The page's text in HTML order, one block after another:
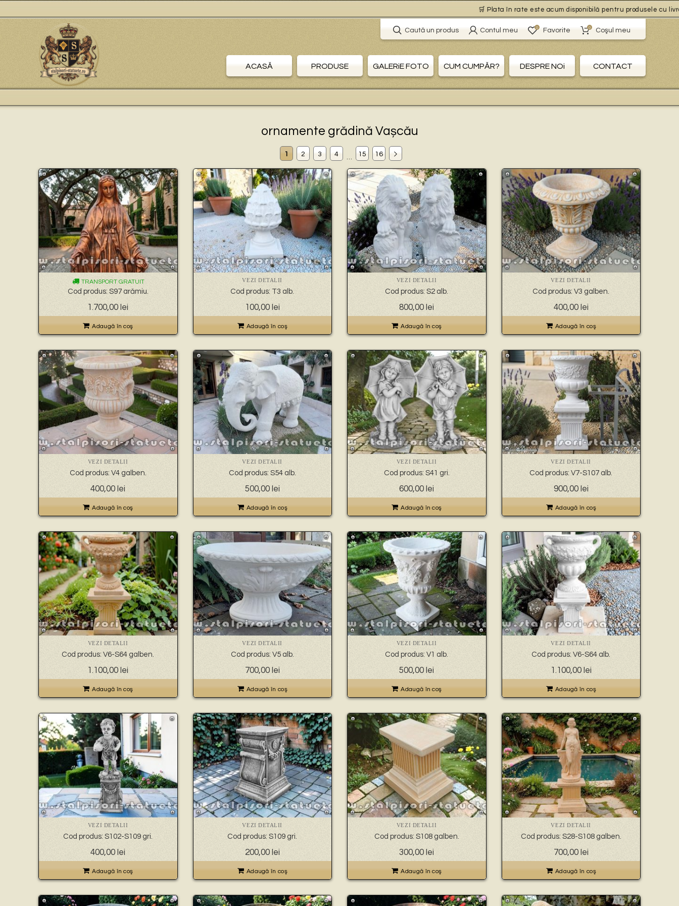
🛒 Plata în rate este acum disponibilă pentru produsele cu livrare
Caută un produs Contul meu 0 Favorite 0 Coşul meu
ACASĂ PRODUSE GALERiE FOTO CUM CUMPĂR? DESPRE NOi CONTACT
ornamente grădină Vașcău
1 2 3 4 … 15 16
TRANSPORT GRATUIT
Cod produs: S97 arămiu.
1.700,00 lei
Adaugă în coş
VEZI DETALII
Cod produs: T3 alb.
100,00 lei
Adaugă în coş
VEZI DETALII
Cod produs: S2 alb.
800,00 lei
Adaugă în coş
VEZI DETALII
Cod produs: V3 galben.
400,00 lei
Adaugă în coş
VEZI DETALII
Cod produs: V4 galben.
400,00 lei
Adaugă în coş
VEZI DETALII
Cod produs: S54 alb.
500,00 lei
Adaugă în coş
VEZI DETALII
Cod produs: S41 gri.
600,00 lei
Adaugă în coş
VEZI DETALII
Cod produs: V7-S107 alb.
900,00 lei
Adaugă în coş
VEZI DETALII
Cod produs: V6-S64 galben.
1.100,00 lei
Adaugă în coş
VEZI DETALII
Cod produs: V5 alb.
700,00 lei
Adaugă în coş
VEZI DETALII
Cod produs: V1 alb.
500,00 lei
Adaugă în coş
VEZI DETALII
Cod produs: V6-S64 alb.
1.100,00 lei
Adaugă în coş
VEZI DETALII
Cod produs: S102-S109 gri.
400,00 lei
Adaugă în coş
VEZI DETALII
Cod produs: S109 gri.
200,00 lei
Adaugă în coş
VEZI DETALII
Cod produs: S108 galben.
300,00 lei
Adaugă în coş
VEZI DETALII
Cod produs: S28-S108 galben.
700,00 lei
Adaugă în coş